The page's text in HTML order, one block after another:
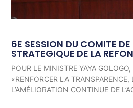
6E SESSION DU COMITE
STRATEGIQUE DE LA
POUR LE MINISTRE YAYA GOLOGO,
«RENFORCER LA TRANSPARENCE,
L’AMÉLIORATION CONTINUE DE